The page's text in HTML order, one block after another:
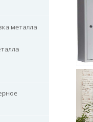
металла